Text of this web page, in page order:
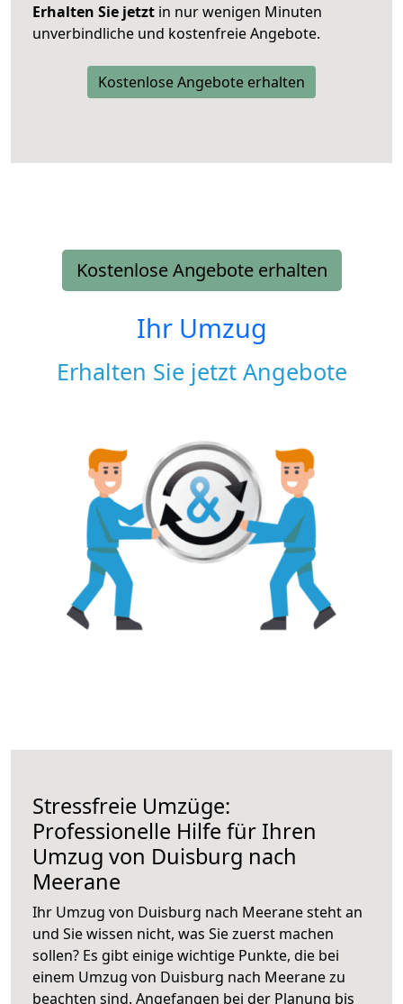
Erhalten Sie jetzt in nur wenigen Minuten
unverbindliche und kostenfreie Angebote.
Kostenlose Angebote erhalten
Kostenlose Angebote erhalten
Ihr Umzug
Erhalten Sie jetzt Angebote
Stressfreie Umzüge:
Professionelle Hilfe für Ihren
Umzug von Duisburg nach
Meerane
Ihr Umzug von Duisburg nach Meerane steht an
und Sie wissen nicht, was Sie zuerst machen
sollen? Es gibt einige wichtige Punkte, die bei
einem Umzug von Duisburg nach Meerane zu
beachten sind. Angefangen bei der Planung bis